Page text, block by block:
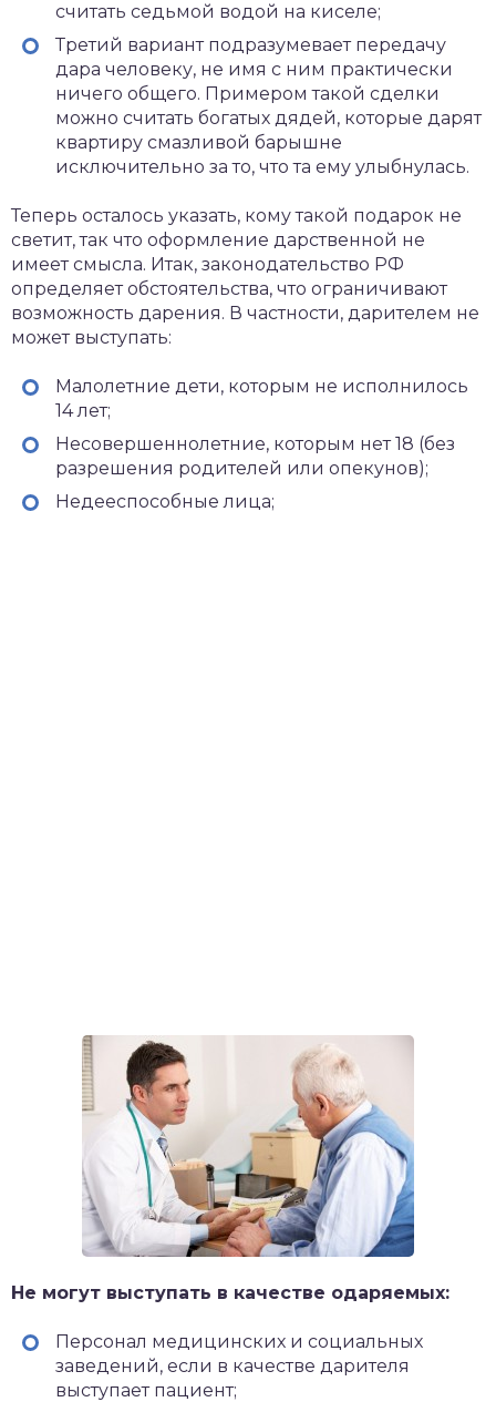
считать седьмой водой на киселе;
Третий вариант подразумевает передачу
дара человеку, не имя с ним практически
ничего общего. Примером такой сделки
можно считать богатых дядей, которые дарят
квартиру смазливой барышне
исключительно за то, что та ему улыбнулась.
Теперь осталось указать, кому такой подарок не
светит, так что оформление дарственной не
имеет смысла. Итак, законодательство РФ
определяет обстоятельства, что ограничивают
возможность дарения. В частности, дарителем не
может выступать:
Малолетние дети, которым не исполнилось
14 лет;
Несовершеннолетние, которым нет 18 (без
разрешения родителей или опекунов);
Недееспособные лица;
Не могут выступать в качестве одаряемых:
Персонал медицинских и социальных
заведений, если в качестве дарителя
выступает пациент;